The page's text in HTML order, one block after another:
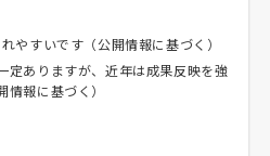
やすいです（公開情報に基づく）
定ありますが、近年は成果反映を強
報に基づく）